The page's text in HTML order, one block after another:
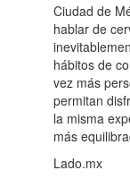
Ciudad de
hablar de
hábitos de
vez más
permitan
la misma
más
Lado.mx